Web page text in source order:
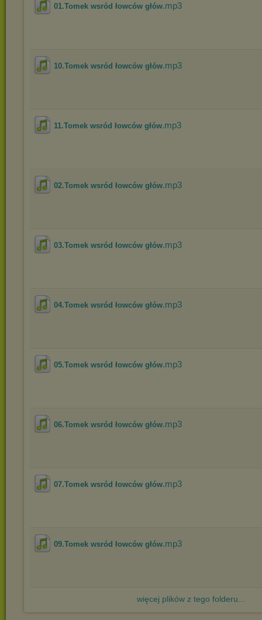
01.Tomek wsród łowców głów.mp3
10.Tomek wsród łowców głów.mp3
11.Tomek wsród łowców głów.mp3
02.Tomek wsród łowców głów.mp3
03.Tomek wsród łowców głów.mp3
04.Tomek wsród łowców głów.mp3
05.Tomek wsród łowców głów.mp3
06.Tomek wsród łowców głów.mp3
07.Tomek wsród łowców głów.mp3
09.Tomek wsród łowców głów.mp3
więcej plików z tego folderu...